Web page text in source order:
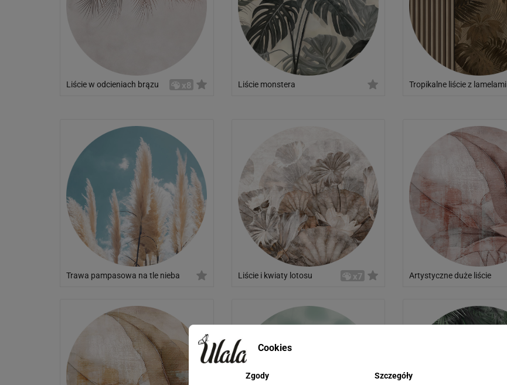
Liście w odcieniach brązu x8 Liście monstera Tropikalne liście z lamelami
Trawa pampasowa na tle nieba Liście i kwiaty lotosu x7 Artystyczne duże liście
Cookies
Zgody Szczegóły